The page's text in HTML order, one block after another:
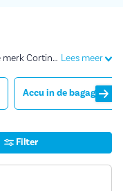
Lees meer
De elektrische fietsen van het Nederlandse merk Cortina zijn populair. Ze hebben een aansprekende en gedurfde uitstraling, geliefd bij veel jongeren en jongvolwassenen. Van de
Accu in de
Filter